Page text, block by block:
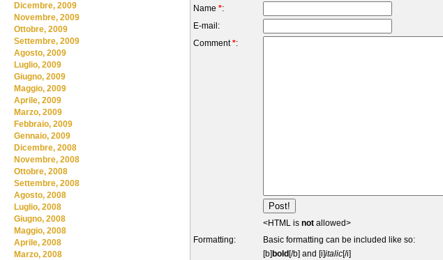
Name *:
E-mail:
Comment*:
<HTML is not allowed>
Formatting:
Basic formatting can be included like so:
[b] bold [/b] and [i]italic[/i]
Dicembre, 2009
Novembre, 2009
Ottobre, 2009
Settembre, 2009
Agosto, 2009
Luglio, 2009
Giugno, 2009
Maggio, 2009
Aprile, 2009
Marzo, 2009
Febbraio, 2009
Gennaio, 2009
Dicembre, 2008
Novembre, 2008
Ottobre, 2008
Settembre, 2008
Agosto, 2008
Luglio, 2008
Giugno, 2008
Maggio, 2008
Aprile, 2008
Marzo, 2008